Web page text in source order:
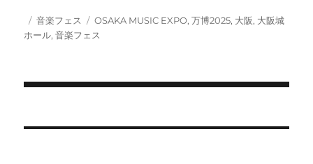
w
t
)
e
i
l
投
稿
カ
テ
音楽フェス
タ
グ
OSAKA MUSIC EXPO,万博2025, 大阪, 大阪城
ホール,音楽フェス
稿